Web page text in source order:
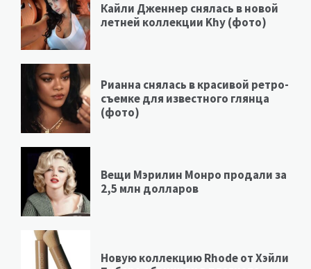
Кайли Дженнер снялась в новой
летней коллекции Khy (фото)
Рианна снялась в красивой ретро-
съемке для известного глянца
(фото)
Вещи Мэрилин Монро продали за
2,5 млн долларов
Новую коллекцию Rhode от Хэйли